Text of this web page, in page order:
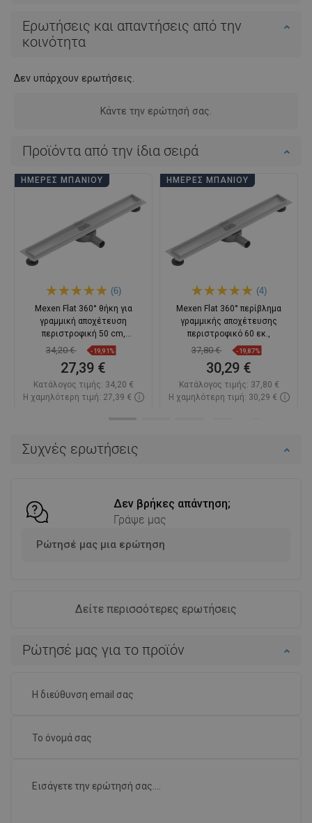
Συχνές ερωτήσεις
Δεν βρήκες απάντηση;
Γράψε μας
Ρώτησέ μας μια ερώτηση
Δείτε περισσότερες ερωτήσεις
Ερωτήσεις και απαντήσεις από την
κοινότητα
Δεν υπάρχουν ερωτήσεις.
Κάντε την ερώτησή σας.
Ρώτησέ μας για το προϊόν
Προϊόντα από την ίδια σειρά
ΗΜΈΡΕΣ ΜΠΆΝΙΟΥ
(6)
Mexen Flat 360° θήκη για
γραμμική αποχέτευση
περιστροφική 50 cm,
ανοξείδωτο
34,20 € -19,91%
27,39 €
Κατάλογος τιμής: 34,20 €
Η χαμηλότερη τιμή: 27,39 €
ΗΜΈΡΕΣ ΜΠΆΝΙΟΥ
(4)
Mexen Flat 360° περίβλημα
γραμμικής αποχέτευσης
περιστροφικό 60 εκ.,
37,80 € -19,87%
30,29 €
Κατάλογος τιμής: 37,80 €
Η χαμηλότερη τιμή: 30,29 €